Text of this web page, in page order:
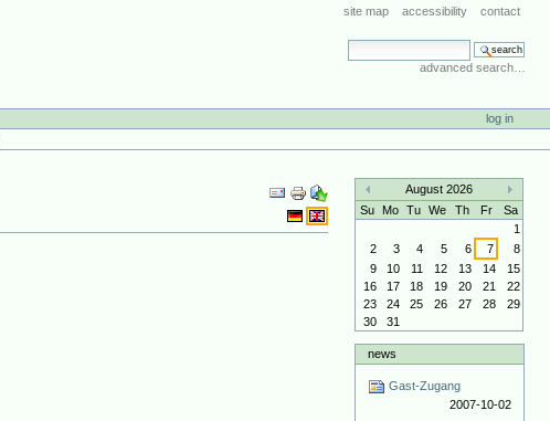
site map accessibility contact
search site
advanced search…
log in
Document
Actions
«
August 2026
»
Su Mo Tu We Th Fr
Sa
1
2
3 4 5 6 7
8
9
10 11 12 13 14
15
16
17 18 19 20 21
22
23
24 25 26 27 28
29
30
31
news
Gast-Zugang
2007-10-02